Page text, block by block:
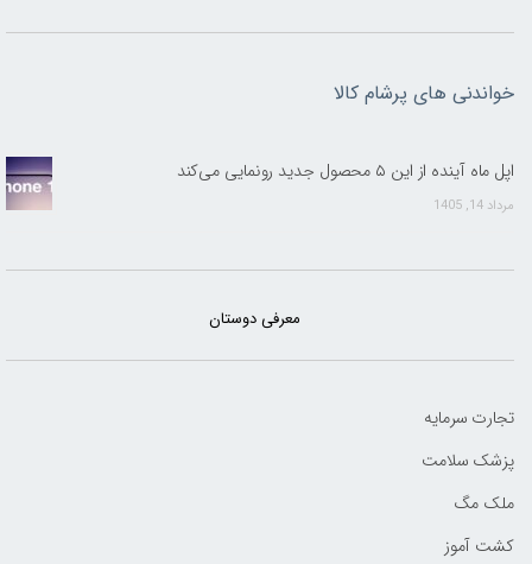
خواندنی های پرشام کالا
اپل ماه آینده از این ۵ محصول جدید رونمایی می‌کند
مرداد 14, 1405
معرفی دوستان
تجارت سرمایه
پزشک سلامت
ملک مگ
کشت آموز